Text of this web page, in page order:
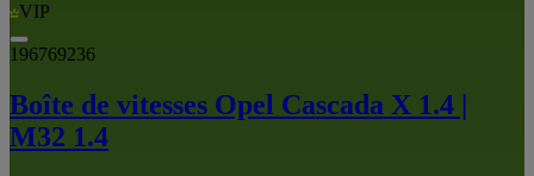
VIP
196769236
Boîte de vitesses Opel Cascada X 1.4 |
M32 1.4